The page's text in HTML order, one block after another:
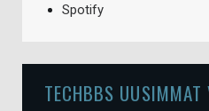
Spotify
TECHBBS UUSIMMAT